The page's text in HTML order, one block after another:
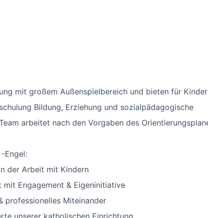
mit großem Außenspielbereich und bieten für
Bildung, Erziehung und sozialpädagogische
arbeitet nach den Vorgaben des
Engel:
der Arbeit mit Kindern
Engagement & Eigeninitiative
professionelles Miteinander
unserer katholischen Einrichtung